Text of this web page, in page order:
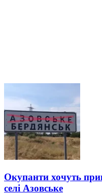
Окупанти хочуть
селі Азовське